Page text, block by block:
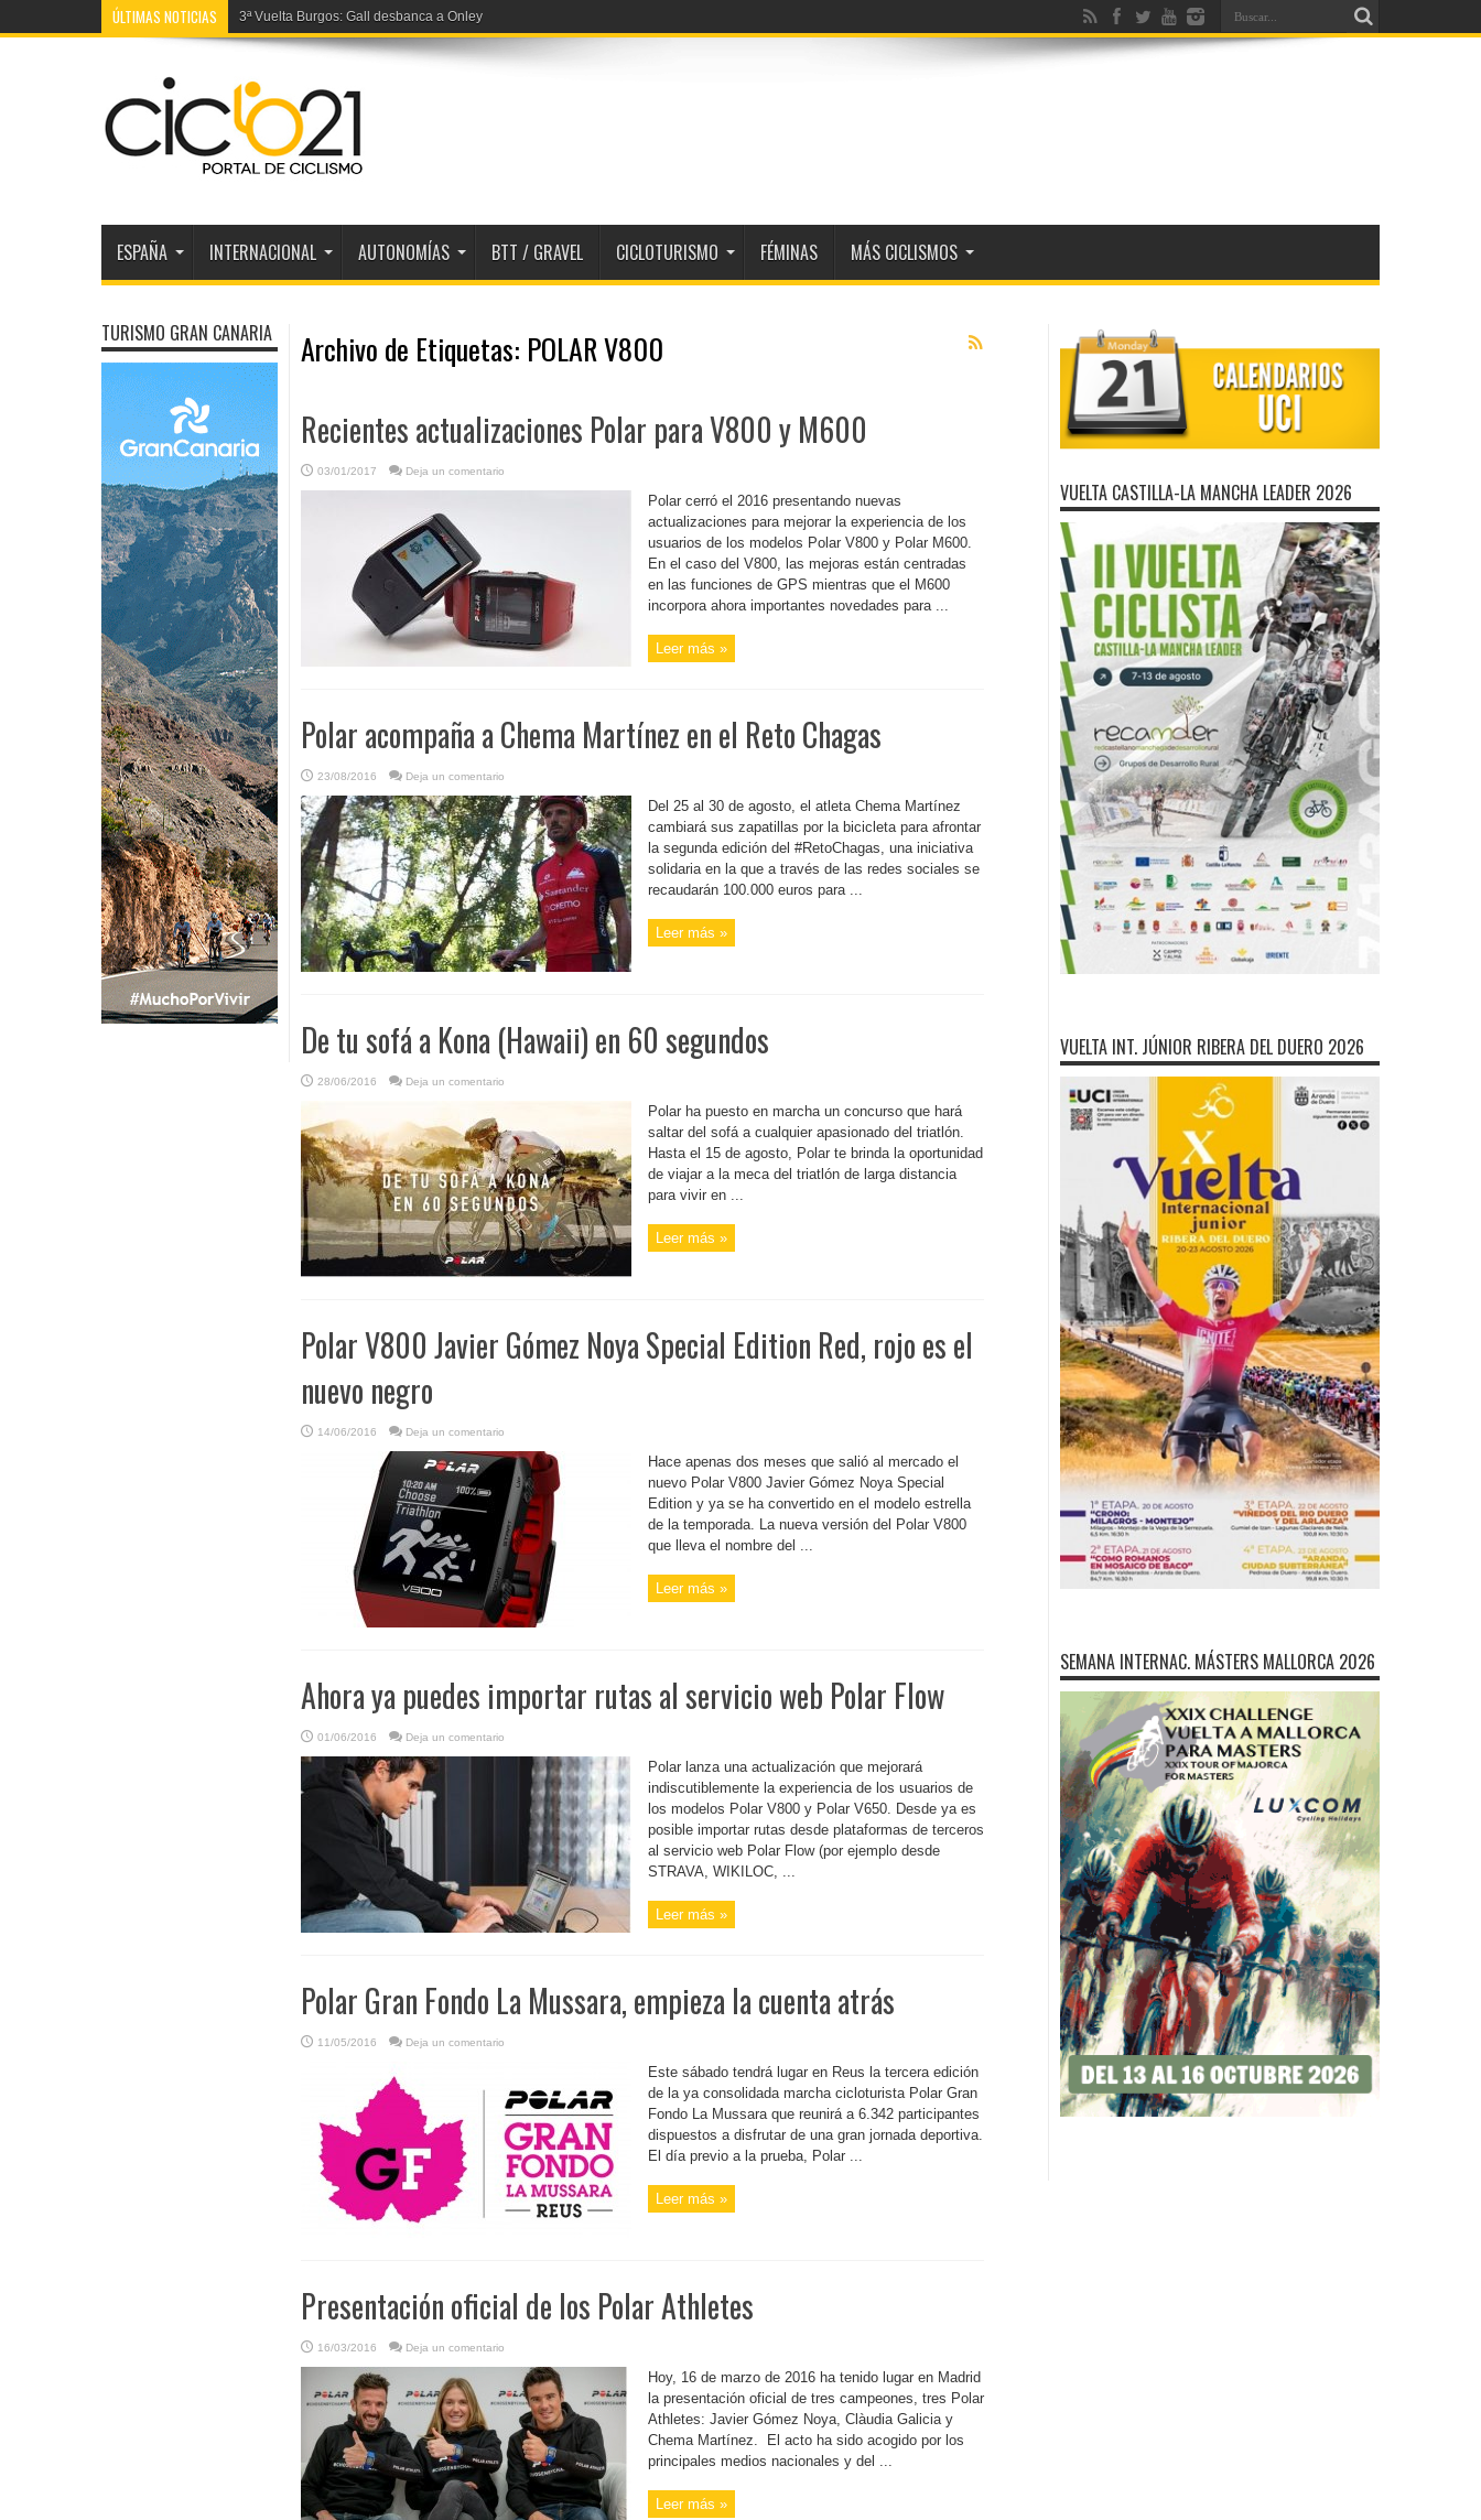
ÚLTIMAS NOTICIAS 3ª Vuelta Burgos: Gall desbanca a Onley
ESPAÑA INTERNACIONAL AUTONOMÍAS BTT / GRAVEL CICLOTURISMO FÉMINAS MÁS CICLISMOS
Archivo de Etiquetas: POLAR V800
Recientes actualizaciones Polar para V800 y M600
03/01/2017 Deja un comentario
Polar cerró el 2016 presentando nuevas
actualizaciones para mejorar la experiencia de los
usuarios de los modelos Polar V800 y Polar M600.
En el caso del V800, las mejoras están centradas
en las funciones de GPS mientras que el M600
incorpora ahora importantes novedades para ...
Leer más »
Polar acompaña a Chema Martínez en el Reto Chagas
23/08/2016 Deja un comentario
Del 25 al 30 de agosto, el atleta Chema Martínez
cambiará sus zapatillas por la bicicleta para afrontar
la segunda edición del #RetoChagas, una iniciativa
solidaria en la que a través de las redes sociales se
recaudarán 100.000 euros para ...
Leer más »
De tu sofá a Kona (Hawaii) en 60 segundos
28/06/2016 Deja un comentario
Polar ha puesto en marcha un concurso que hará
saltar del sofá a cualquier apasionado del triatlón.
Hasta el 15 de agosto, Polar te brinda la oportunidad
de viajar a la meca del triatlón de larga distancia
para vivir en ...
Leer más »
Polar V800 Javier Gómez Noya Special Edition Red, rojo es el
nuevo negro
14/06/2016 Deja un comentario
Hace apenas dos meses que salió al mercado el
nuevo Polar V800 Javier Gómez Noya Special
Edition y ya se ha convertido en el modelo estrella
de la temporada. La nueva versión del Polar V800
que lleva el nombre del ...
Leer más »
Ahora ya puedes importar rutas al servicio web Polar Flow
01/06/2016 Deja un comentario
Polar lanza una actualización que mejorará
indiscutiblemente la experiencia de los usuarios de
los modelos Polar V800 y Polar V650. Desde ya es
posible importar rutas desde plataformas de terceros
al servicio web Polar Flow (por ejemplo desde
STRAVA, WIKILOC, ...
Leer más »
Polar Gran Fondo La Mussara, empieza la cuenta atrás
11/05/2016 Deja un comentario
Este sábado tendrá lugar en Reus la tercera edición
de la ya consolidada marcha cicloturista Polar Gran
Fondo La Mussara que reunirá a 6.342 participantes
dispuestos a disfrutar de una gran jornada deportiva.
El día previo a la prueba, Polar ...
Leer más »
Presentación oficial de los Polar Athletes
16/03/2016 Deja un comentario
Hoy, 16 de marzo de 2016 ha tenido lugar en Madrid
la presentación oficial de tres campeones, tres Polar
Athletes: Javier Gómez Noya, Clàudia Galicia y
Chema Martínez. El acto ha sido acogido por los
principales medios nacionales y del ...
Leer más »
TURISMO GRAN CANARIA
VUELTA CASTILLA-LA MANCHA LEADER 2026
VUELTA INT. JÚNIOR RIBERA DEL DUERO 2026
SEMANA INTERNAC. MÁSTERS MALLORCA 2026